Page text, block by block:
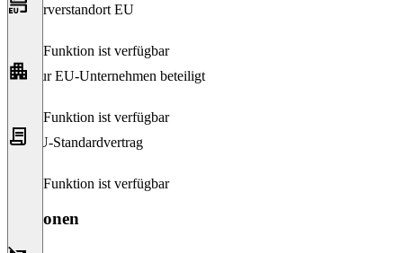
Serverstandort EU
Diese Funktion ist verfügbar
Nur EU-Unternehmen beteiligt
Diese Funktion ist verfügbar
EU-Standardvertrag
Diese Funktion ist verfügbar
Versionen